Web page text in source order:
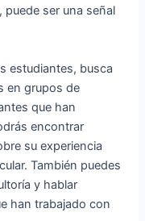
ser una señal
estudiantes, busca
en grupos de
que han
encontrar
su experiencia
También puedes
y hablar
han trabajado con